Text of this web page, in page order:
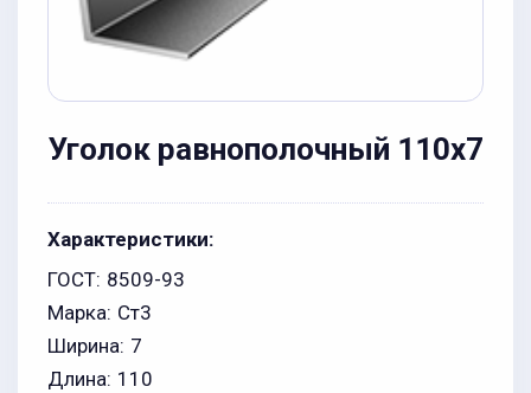
Уголок равнополочный 110x7
Характеристики:
ГОСТ: 8509-93
Марка: Ст3
Ширина: 7
Длина: 110